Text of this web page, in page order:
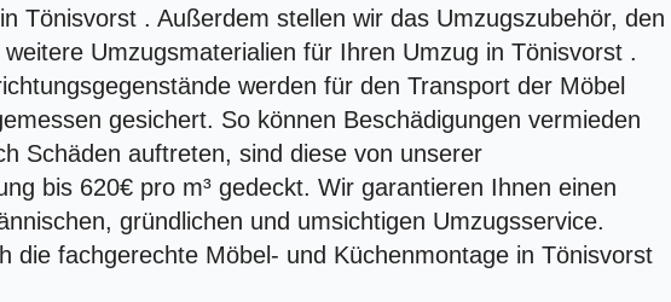
Tönisvorst . Außerdem stellen wir das Umzugszubehör, den
Umzugsmaterialien für Ihren Umzug in Tönisvorst .
werden für den Transport der Möbel
gesichert. So können Beschädigungen vermieden
Schäden auftreten, sind diese von unserer
bis 620€ pro m³ gedeckt. Wir garantieren Ihnen einen
gründlichen und umsichtigen Umzugsservice.
die fachgerechte Möbel- und Küchenmontage in Tönisvorst